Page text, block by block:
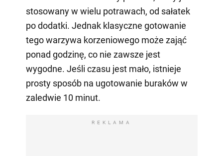
stosowany w wielu potrawach, od sałatek
po dodatki. Jednak klasyczne gotowanie
tego warzywa korzeniowego może zająć
ponad godzinę, co nie zawsze jest
wygodne. Jeśli czasu jest mało, istnieje
prosty sposób na ugotowanie buraków w
zaledwie 10 minut.
REKLAMA